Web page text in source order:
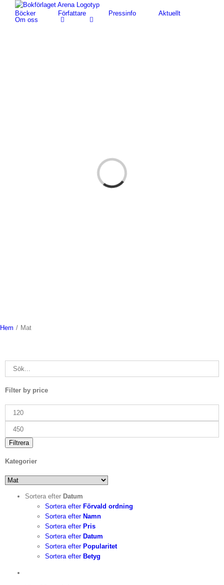
Fortsätt
innehållet
Böcker Författare Pressinfo
Aktuellt
Om oss
Loading...
Hem / Mat
Filter by price
Min
Max
Filtrera
Kategorier
Sortera efter Datum
Sortera efter Förvald ordning
Sortera efter Namn
Sortera efter Pris
Sortera efter Datum
Sortera efter Popularitet
Sortera efter Betyg